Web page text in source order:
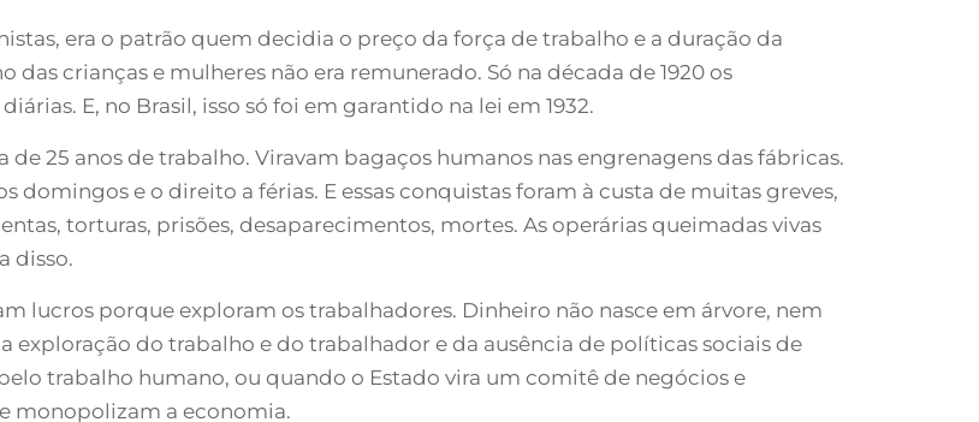
era o patrão quem decidia o preço da força de trabalho e a duração da
das crianças e mulheres não era remunerado. Só na década de 1920 os
E, no Brasil, isso só foi em garantido na lei em 1932.
25 anos de trabalho. Viravam bagaços humanos nas engrenagens das fábricas.
domingos e o direito a férias. E essas conquistas foram à custa de muitas greves,
torturas, prisões, desaparecimentos, mortes. As operárias queimadas vivas
disso.
lucros porque exploram os trabalhadores. Dinheiro não nasce em árvore, nem
exploração do trabalho e do trabalhador e da ausência de políticas sociais de
trabalho humano, ou quando o Estado vira um comitê de negócios e
monopolizam a economia.